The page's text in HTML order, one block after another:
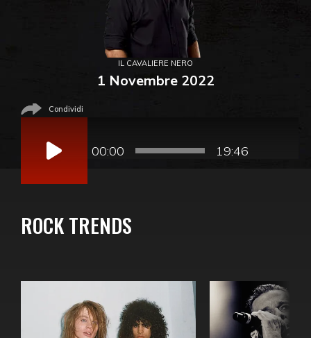
IL CAVALIERE NERO
1 Novembre 2022
Condividi
00:00 19:46
ROCK TRENDS